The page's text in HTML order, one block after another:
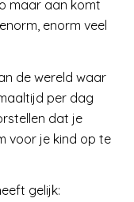
maar aan komt
enorm veel
de wereld waar
per dag
dat je
voor je kind op te
gelijk: